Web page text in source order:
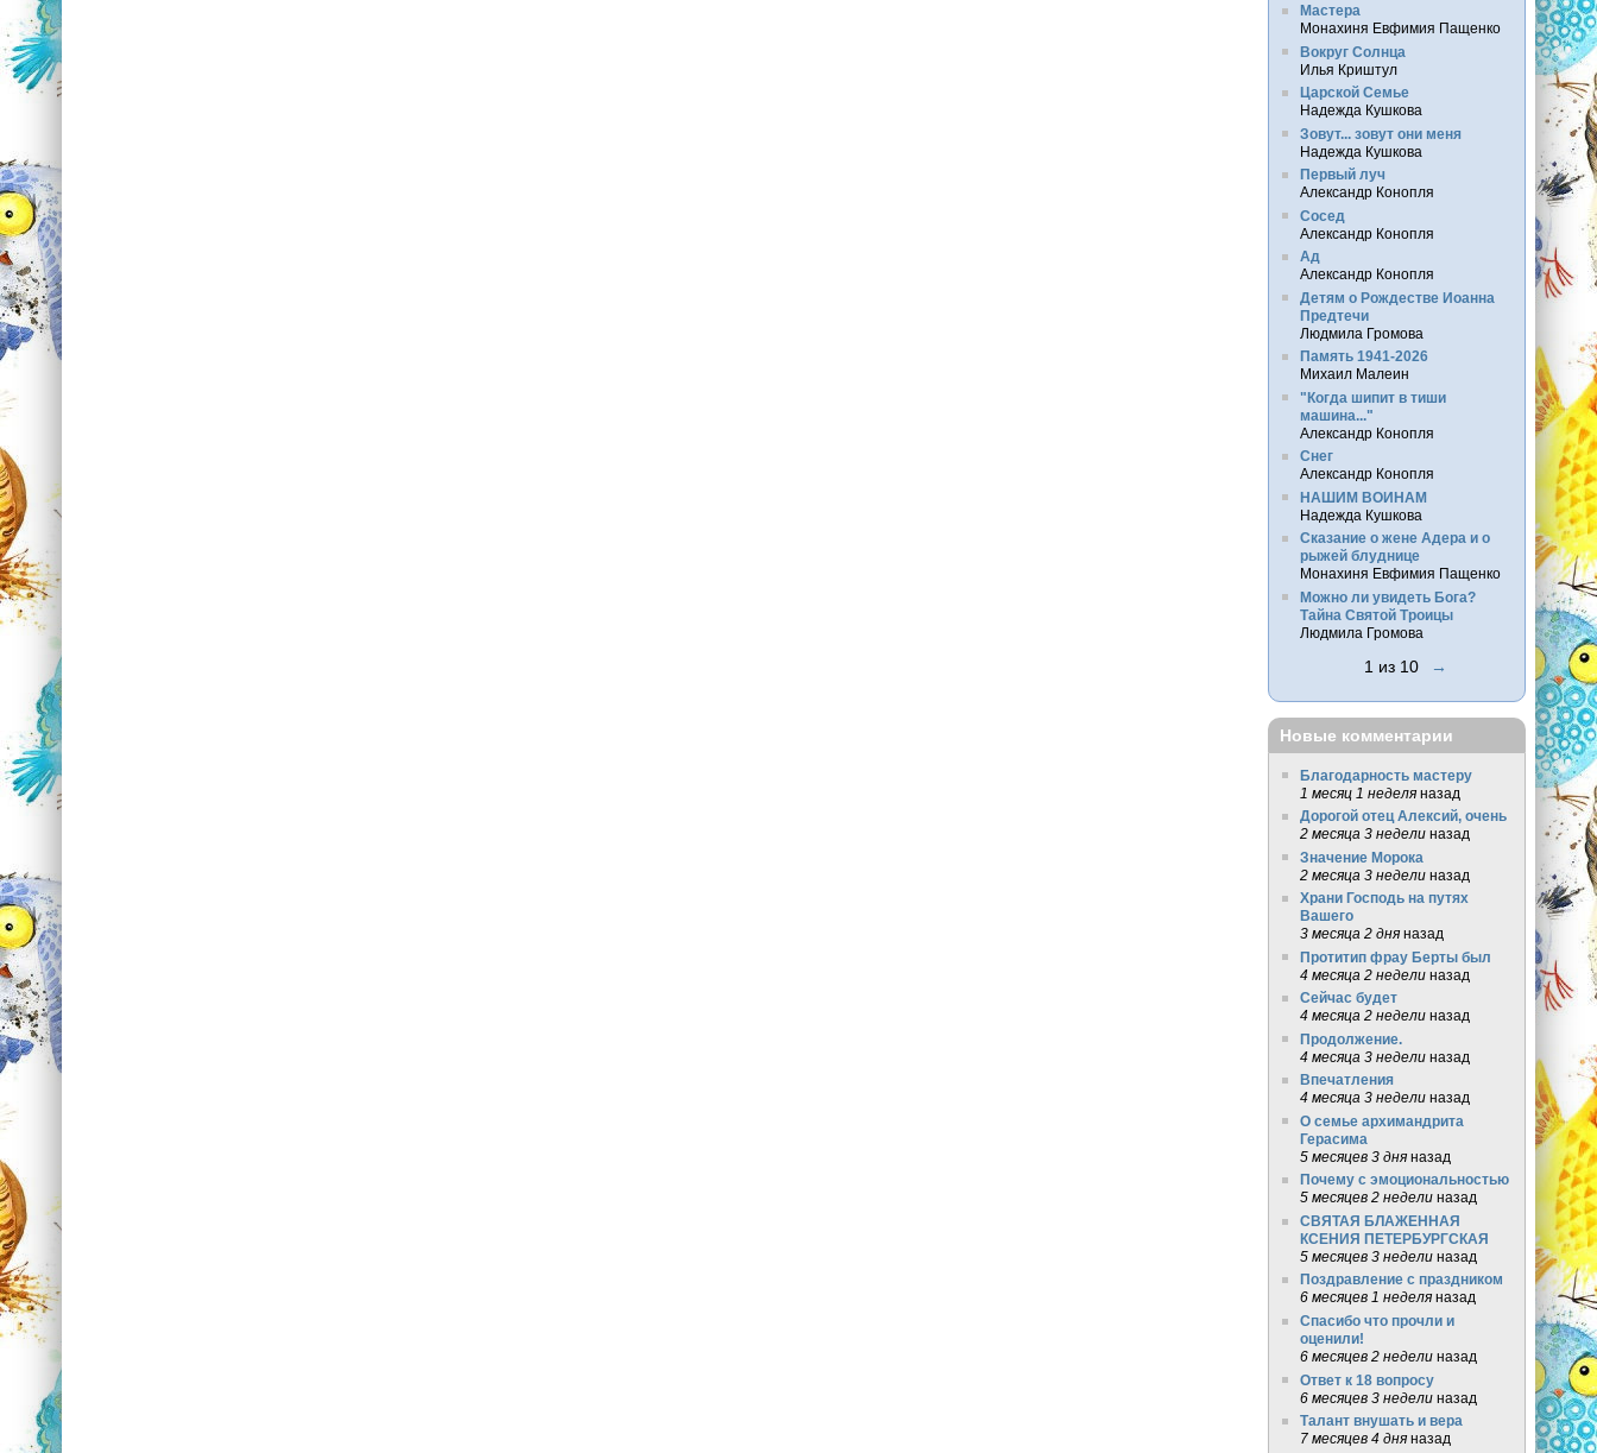
Мастера
Монахиня Евфимия Пащенко
Вокруг Солнца
Илья Криштул
Царской Семье
Надежда Кушкова
Зовут... зовут они меня
Надежда Кушкова
Первый луч
Александр Конопля
Сосед
Александр Конопля
Ад
Александр Конопля
Детям о Рождестве Иоанна
Предтечи
Людмила Громова
Память 1941-2026
Михаил Малеин
"Когда шипит в тиши
машина..."
Александр Конопля
Снег
Александр Конопля
НАШИМ ВОИНАМ
Надежда Кушкова
Сказание о жене Адера и о
рыжей блуднице
Монахиня Евфимия Пащенко
Можно ли увидеть Бога?
Тайна Святой Троицы
Людмила Громова
1 из 10 →
Новые комментарии
Благодарность мастеру
1 месяц 1 неделяназад
Дорогой отец Алексий, очень
2 месяца 3 неделиназад
Значение Морока
2 месяца 3 неделиназад
Храни Господь на путях
Вашего
3 месяца 2 дняназад
Протитип фрау Берты был
4 месяца 2 неделиназад
Сейчас будет
4 месяца 2 неделиназад
Продолжение.
4 месяца 3 неделиназад
Впечатления
4 месяца 3 неделиназад
О семье архимандрита
Герасима
5 месяцев 3 дняназад
Почему с эмоциональностью
5 месяцев 2 неделиназад
СВЯТАЯ БЛАЖЕННАЯ
КСЕНИЯ ПЕТЕРБУРГСКАЯ
5 месяцев 3 неделиназад
Поздравление с праздником
6 месяцев 1 неделяназад
Спасибо что прочли и
оценили!
6 месяцев 2 неделиназад
Ответ к 18 вопросу
6 месяцев 3 неделиназад
Талант внушать и вера
7 месяцев 4 дняназад